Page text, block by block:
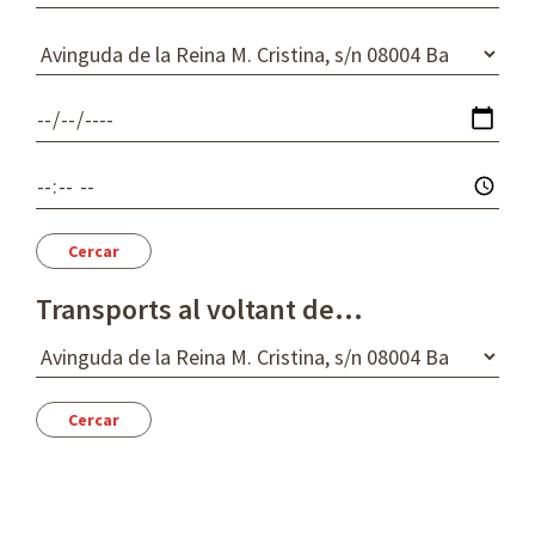
r
g
n
D
e
t
a
a
o
r
Transports al voltant de...
D
e
s